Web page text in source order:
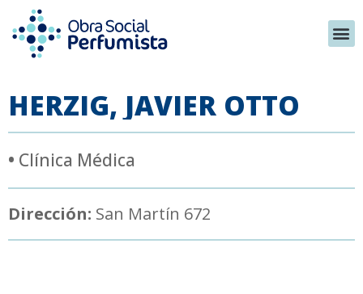
HERZIG, JAVIER OTTO
• Clínica Médica
Dirección: San Martín 672